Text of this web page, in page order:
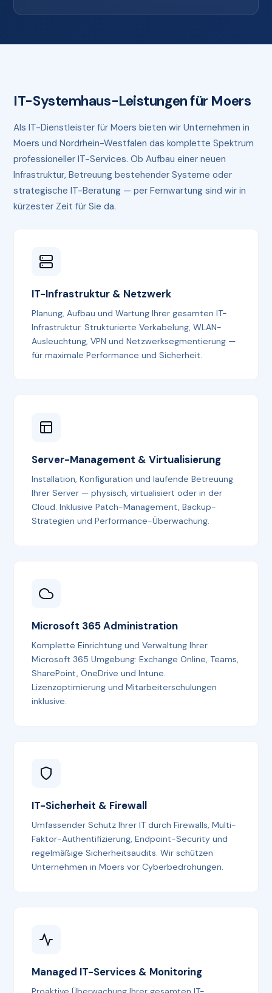
IT-Systemhaus-Leistungen für Moers
Als IT-Dienstleister für Moers bieten wir Unternehmen in
Moers und Nordrhein-Westfalen das komplette Spektrum
professioneller IT-Services. Ob Aufbau einer neuen
Infrastruktur, Betreuung bestehender Systeme oder
strategische IT-Beratung — per Fernwartung sind wir in
kürzester Zeit für Sie da.
IT-Infrastruktur & Netzwerk
Planung, Aufbau und Wartung Ihrer gesamten IT-
Infrastruktur. Strukturierte Verkabelung, WLAN-
Ausleuchtung, VPN und Netzwerksegmentierung —
für maximale Performance und Sicherheit.
Server-Management & Virtualisierung
Installation, Konfiguration und laufende Betreuung
Ihrer Server — physisch, virtualisiert oder in der
Cloud. Inklusive Patch-Management, Backup-
Strategien und Performance-Überwachung.
Microsoft 365 Administration
Komplette Einrichtung und Verwaltung Ihrer
Microsoft 365 Umgebung: Exchange Online, Teams,
SharePoint, OneDrive und Intune.
Lizenzoptimierung und Mitarbeiterschulungen
inklusive.
IT-Sicherheit & Firewall
Umfassender Schutz Ihrer IT durch Firewalls, Multi-
Faktor-Authentifizierung, Endpoint-Security und
regelmäßige Sicherheitsaudits. Wir schützen
Unternehmen in Moers vor Cyberbedrohungen.
Managed IT-Services & Monitoring